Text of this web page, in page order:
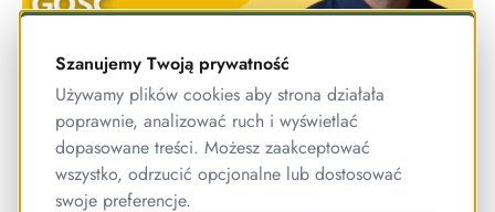
[Podcast #15] Polski Ład a kursy online
– Q&A z doradcą podatkowym
Michałem Wilkiem
Czy twórcy kursów online skorzystają na Polskim
Szanujemy Twoją prywatność
Używamy plików cookies aby strona działała
poprawnie, analizować ruch i wyświetlać
dopasowane treści. Możesz zaakceptować
wszystko, odrzucić opcjonalne lub dostosować
swoje preferencje.